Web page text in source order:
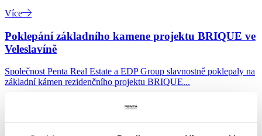
Více
Poklepání základního kamene projektu BRIQUE ve
Veleslavíně
Společnost Penta Real Estate a EDP Group slavnostně poklepaly na
základní kámen rezidenčního projektu BRIQUE...
Více